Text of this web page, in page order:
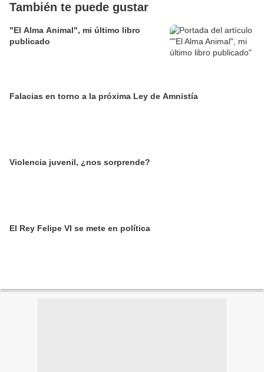
También te puede gustar
"El Alma Animal", mi último libro
publicado
Falacias en torno a la próxima Ley de Amnistía
Violencia juvenil, ¿nos sorprende?
El Rey Felipe VI se mete en política